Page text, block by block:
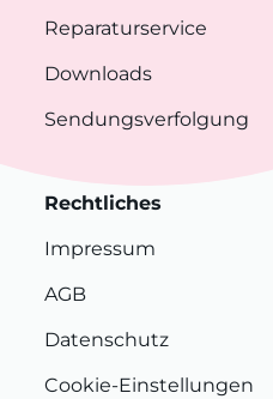
Reparaturservice
Downloads
Sendungsverfolgung
Rechtliches
Impressum
AGB
Datenschutz
Cookie-Einstellungen